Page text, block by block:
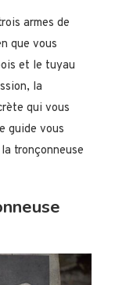
armes de
que vous
et le tuyau
la
qui vous
guide vous
tronçonneuse